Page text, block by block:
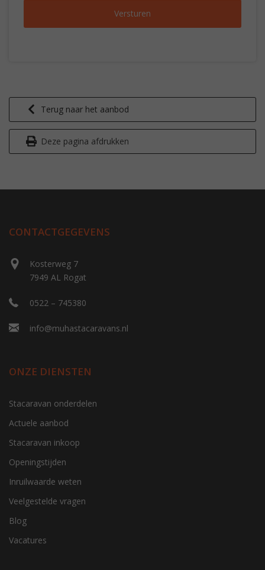
Terug naar het aanbod
Deze pagina afdrukken
CONTACTGEGEVENS
Kosterweg 7
7949 AL Rogat
0522 – 745380
info@muhastacaravans.nl
ONZE DIENSTEN
Stacaravan onderdelen
Actuele aanbod
Stacaravan inkoop
Openingstijden
Inruilwaarde weten
Veelgestelde vragen
Blog
Vacatures